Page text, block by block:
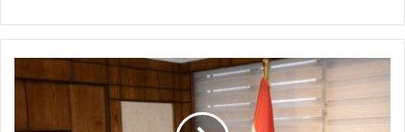
وزيرة
التخطيط
والتنمية
الاقتصادية